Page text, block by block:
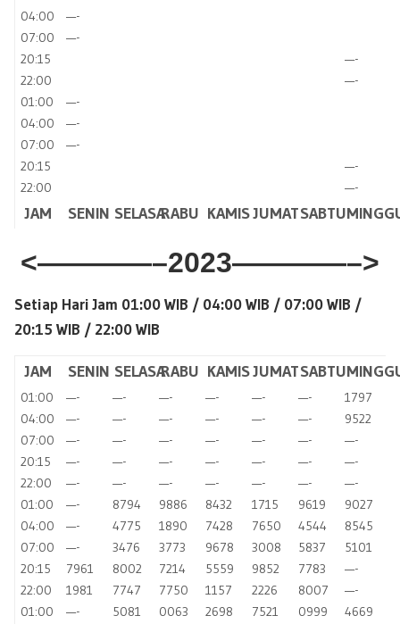
04:00
—-
07:00
—-
20:15
—-
22:00
—-
01:00
—-
04:00
—-
07:00
—-
20:15
—-
22:00
—-
JAM SENIN SELASARABU KAMISJUMATSABTU
<————–2023————–>
Setiap Hari Jam 01:00 WIB / 04:00 WIB / 07:00 WIB /
20:15 WIB / 22:00 WIB
JAM SENIN SELASARABU KAMISJUMATSABTU
01:00 —- —- —- —- —- —-
1797
04:00
—- —- —- —- —- —-
9522
07:00
—- —- —- —- —- —-
—-
20:15
—- —- —- —- —- —-
—-
22:00
—- —- —- —- —- —-
—-
01:00
—- 8794 9886 8432 1715 9619
9027
04:00
—- 4775 1890 7428 7650 4544
8545
07:00
—- 3476 3773 9678 3008 5837
5101
20:15
7961 8002 7214 5559 9852 7783
—-
22:00
1981 7747 7750 1157 2226 8007
—-
01:00
—- 5081 0063 2698 7521 0999
4669